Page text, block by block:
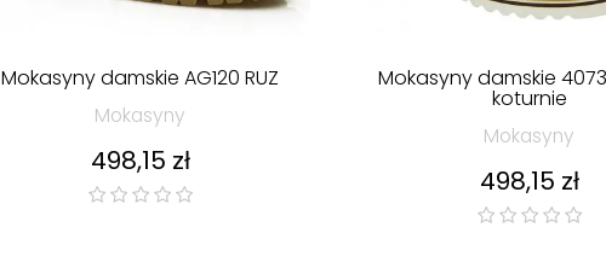
Mokasyny damskie AG120 RUZ
Mokasyny
Cena
498,15 zł
Mokasyny damskie 4073
koturnie
Mokasyny
Cena
498,15 zł